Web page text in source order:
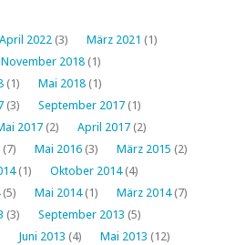
April 2022 (3) März 2021 (1)
November 2018 (1)
(1) Mai 2018 (1)
(3) September 2017 (1)
2017 (2) April 2017 (2)
(7) Mai 2016 (3) März 2015 (2)
(1) Oktober 2014(4)
(5) Mai 2014(1) März 2014(7)
(3) September 2013 (5)
Juni 2013 (4) Mai 2013 (12)